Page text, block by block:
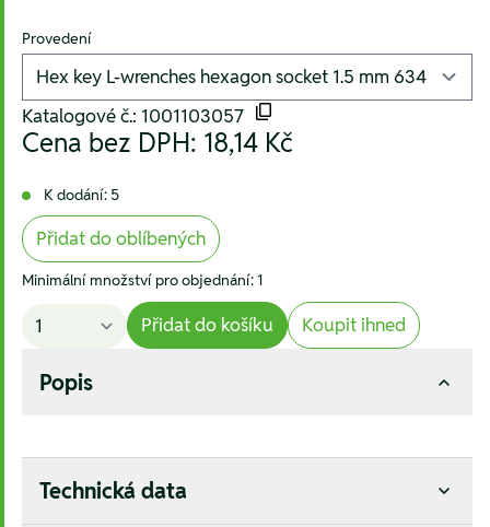
Provedení
Katalogové č.: 1001103057
Cena bez DPH: 18,14 Kč
K dodání: 5
Přidat do oblíbených
Minimální množství pro objednání: 1
Přidat do košíku Koupit ihned
Popis
Technická data